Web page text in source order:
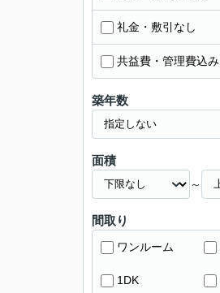
礼金・敷引なし
共益費・管理費込み
築年数
面積
～
間取り
ワンルーム
1DK